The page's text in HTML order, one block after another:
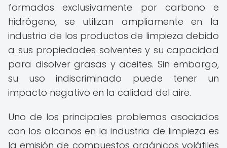
formados exclusivamente por carbono e
hidrógeno, se utilizan ampliamente en la
industria de los productos de limpieza debido
a sus propiedades solventes y su capacidad
para disolver grasas y aceites. Sin embargo,
su uso indiscriminado puede tener un
impacto negativo en la calidad del aire.
Uno de los principales problemas asociados
con los alcanos en la industria de limpieza es
la emisión de compuestos orgánicos volátiles